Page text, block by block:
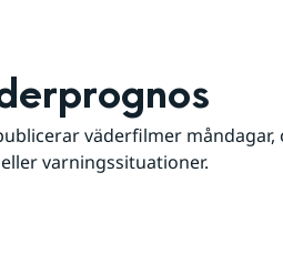
väderfilmer
varningssituationer.